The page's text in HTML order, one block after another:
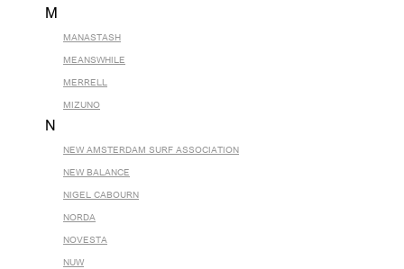
M
MANASTASH
MEANSWHILE
MERRELL
MIZUNO
N
NEW AMSTERDAM SURF ASSOCIATION
NEW BALANCE
NIGEL CABOURN
NORDA
NOVESTA
NUW